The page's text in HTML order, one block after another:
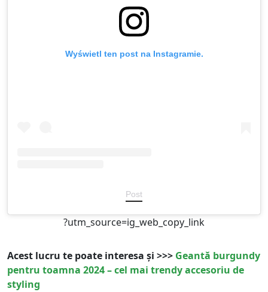
Wyświetl ten post na Instagramie.
Post
?utm_source=ig_web_copy_link
Acest lucru te poate interesa și >>> Geantă burgundy
pentru toamna 2024 – cel mai trendy accesoriu de
styling